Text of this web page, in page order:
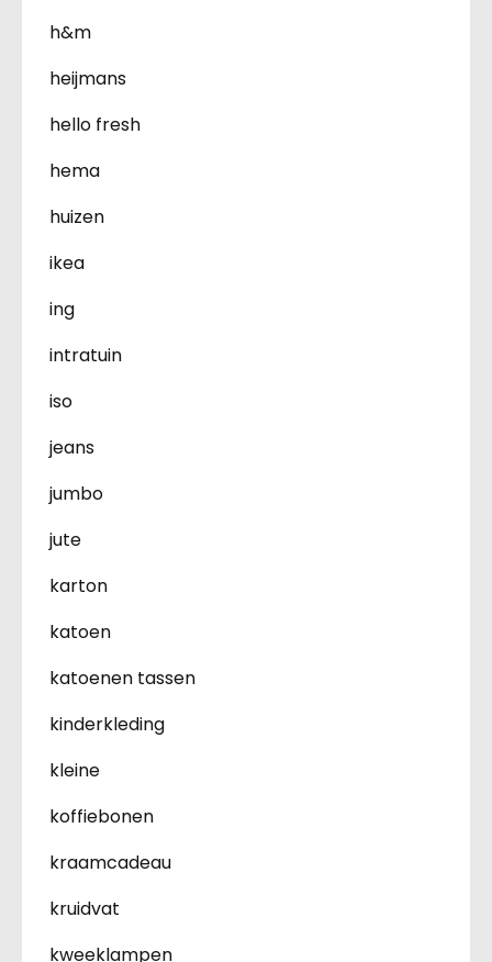
h&m
heijmans
hello fresh
hema
huizen
ikea
ing
intratuin
iso
jeans
jumbo
jute
karton
katoen
katoenen tassen
kinderkleding
kleine
koffiebonen
kraamcadeau
kruidvat
kweeklampen